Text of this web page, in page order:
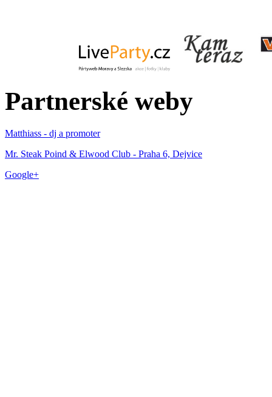
Partnerské weby
Matthiass - dj a promoter
Mr. Steak Poind & Elwood Club - Praha 6, Dejvice
Google+